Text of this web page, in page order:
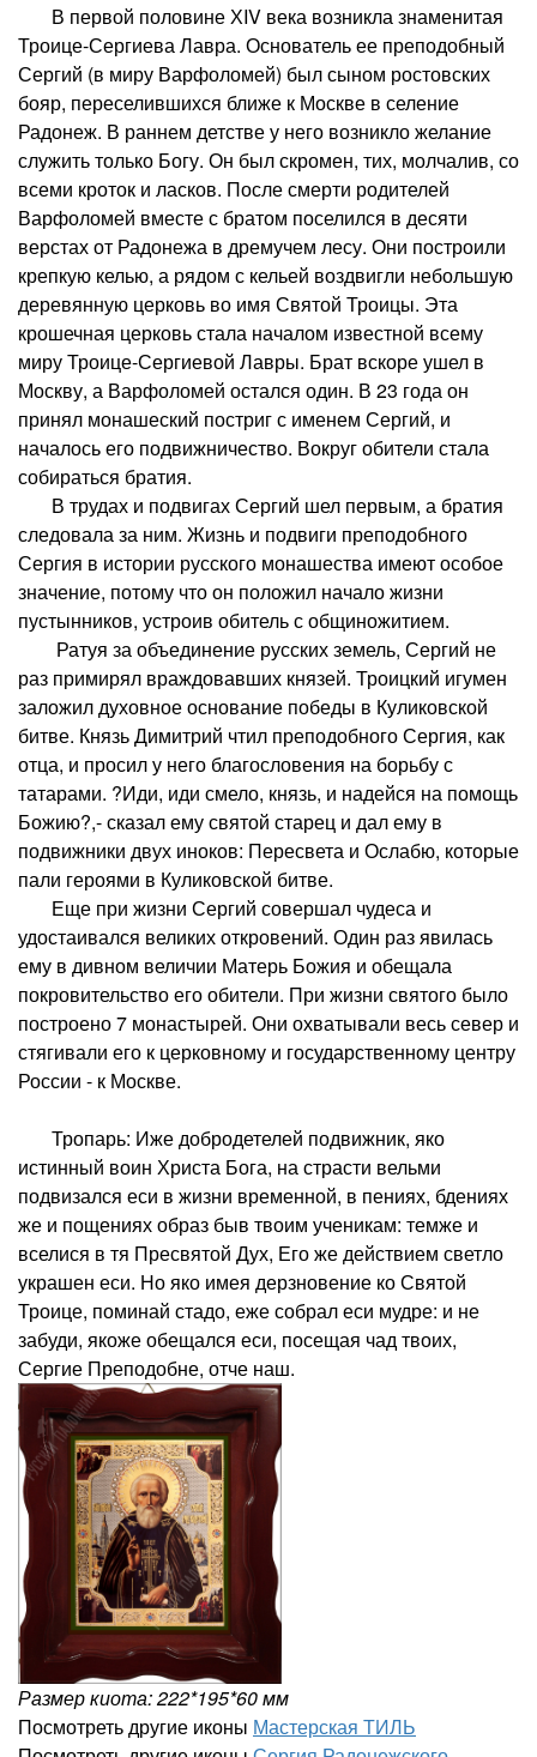
В первой половине ХIV века возникла знаменитая
Троице-Сергиева Лавра. Основатель ее преподобный
Сергий (в миру Варфоломей) был сыном ростовских
бояр, переселившихся ближе к Москве в селение
Радонеж. В раннем детстве у него возникло желание
служить только Богу. Он был скромен, тих, молчалив, со
всеми кроток и ласков. После смерти родителей
Варфоломей вместе с братом поселился в десяти
верстах от Радонежа в дремучем лесу. Они построили
крепкую келью, а рядом с кельей воздвигли небольшую
деревянную церковь во имя Святой Троицы. Эта
крошечная церковь стала началом известной всему
миру Троице-Сергиевой Лавры. Брат вскоре ушел в
Москву, а Варфоломей остался один. В 23 года он
принял монашеский постриг с именем Сергий, и
началось его подвижничество. Вокруг обители стала
собираться братия.
В трудах и подвигах Сергий шел первым, а братия
следовала за ним. Жизнь и подвиги преподобного
Сергия в истории русского монашества имеют особое
значение, потому что он положил начало жизни
пустынников, устроив обитель с общиножитием.
Ратуя за объединение русских земель, Сергий не
раз примирял враждовавших князей. Троицкий игумен
заложил духовное основание победы в Куликовской
битве. Князь Димитрий чтил преподобного Сергия, как
отца, и просил у него благословения на борьбу с
татарами. ?Иди, иди смело, князь, и надейся на помощь
Божию?,- сказал ему святой старец и дал ему в
подвижники двух иноков: Пересвета и Ослабю, которые
пали героями в Куликовской битве.
Еще при жизни Сергий совершал чудеса и
удостаивался великих откровений. Один раз явилась
ему в дивном величии Матерь Божия и обещала
покровительство его обители. При жизни святого было
построено 7 монастырей. Они охватывали весь север и
стягивали его к церковному и государственному центру
России - к Москве.
Тропарь: Иже добродетелей подвижник, яко
истинный воин Христа Бога, на страсти вельми
подвизался еси в жизни временной, в пениях, бдениях
же и пощениях образ быв твоим ученикам: темже и
вселися в тя Пресвятой Дух, Его же действием светло
украшен еси. Но яко имея дерзновение ко Святой
Троице, поминай стадо, еже собрал еси мудре: и не
забуди, якоже обещался еси, посещая чад твоих,
Сергие Преподобне, отче наш.
Размер киота: 222*195*60 мм
Посмотреть другие иконы Мастерская ТИЛЬ